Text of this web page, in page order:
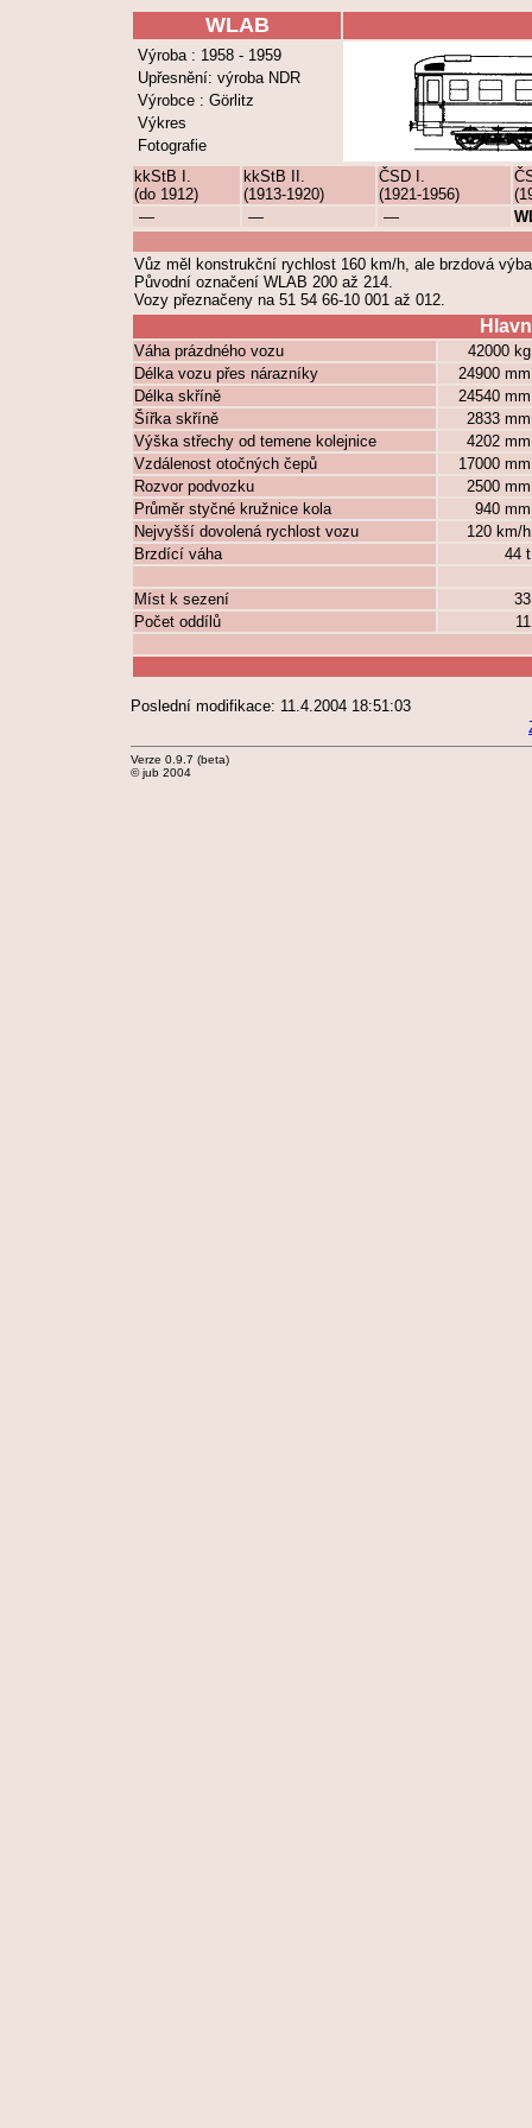
WLAB
Výroba : 1958 - 1959
Upřesnění: výroba NDR
Výrobce : Görlitz
Výkres
Fotografie
kkStB I.
(do 1912)
kkStB II.
(1913-1920)
ČSD I.
(1921-1956)
—
— —
Vůz měl konstrukční rychlost 160 km/h, ale brzdová
Původní označení WLAB 200 až 214.
Vozy přeznačeny na 51 54 66-10 001 až 012.
Váha prázdného vozu
42000
Délka vozu přes nárazníky
24900
Délka skříně
24540
Šířka skříně
2833
Výška střechy od temene kolejnice
4202
Vzdálenost otočných čepů
17000
Rozvor podvozku
2500
Průměr styčné kružnice kola
940
Nejvyšší dovolená rychlost vozu
120 km/
Brzdící váha
44
Míst k sezení
Počet oddílů
Poslední modifikace: 11.4.2004 18:51:03
Verze 0.9.7 (beta)
© jub 2004